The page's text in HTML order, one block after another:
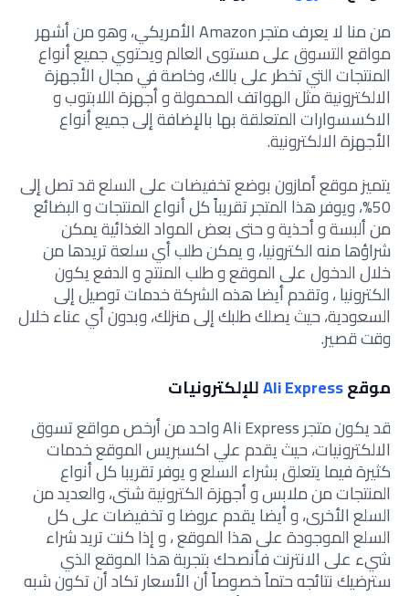
من منا لا يعرف متجر Amazon الأمريكي، وهو من أشهر
مواقع التسوق على مستوى العالم ويحتوي جميع أنواع
المنتجات التي تخطر على بالك، وخاصة في مجال الأجهزة
الالكترونية مثل الهواتف المحمولة و أجهزة اللابتوب و
الاكسسوارات المتعلقة بها بالإضافة إلى جميع أنواع
الأجهزة الالكترونية.
يتميز موقع أمازون بوضع تخفيضات على السلع قد تصل إلى
50%، ويوفر هذا المتجر تقريباً كل أنواع المنتجات و البضائع
من ألبسة و أحذية و حتى بعض المواد الغذائية يمكن
شراؤها منه الكترونيا، و يمكن طلب أي سلعة تريدها من
خلال الدخول على الموقع و طلب المنتج و الدفع يكون
الكترونيا ، وتقدم أيضا هذه الشركة خدمات توصيل إلى
السعودية، حيث يصلك طلبك إلى منزلك، وبدون أي عناء خلال
وقت قصير.
موقعAli Expressللإلكترونيات
قد يكون متجر Ali Express واحد من أرخص مواقع تسوق
الالكترونيات، حيث يقدم علي اكسبريس الموقع خدمات
كثيرة فيما يتعلق بشراء السلع و يوفر تقريبا كل أنواع
المنتجات من ملابس و أجهزة الكترونية شتى، والعديد من
السلع الأخرى، و أيضا يقدم عروضا و تخفيضات على كل
السلع الموجودة على هذا الموقع ، و إذا كنت تريد شراء
شيء على الانترنت فأنصحك بتجربة هذا الموقع الذي
سترضيك نتائجه حتماً خصوصاً أن الأسعار تكاد أن تكون شبه